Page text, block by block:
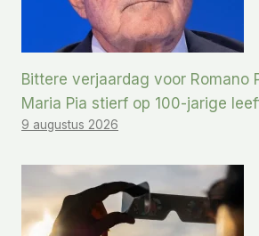
Bittere verjaardag voor Romano
Maria Pia stierf op 100-jarige
9 augustus 2026